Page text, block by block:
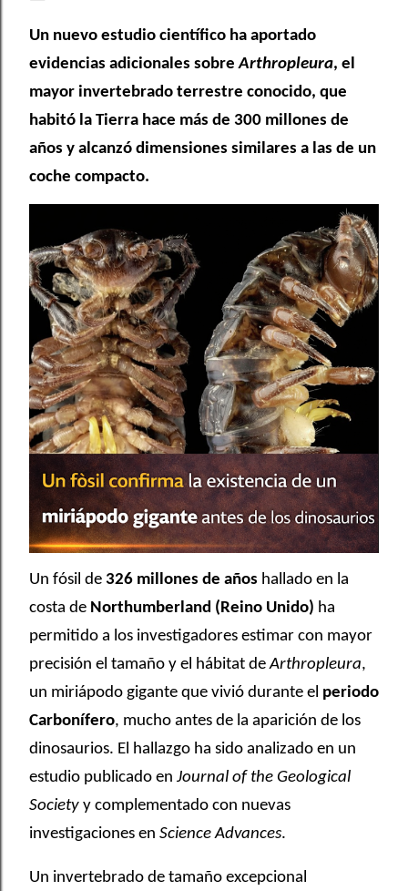
Un nuevo estudio científico ha aportado
evidencias adicionales sobreArthropleura, el
mayor invertebrado terrestre conocido, que
habitó la Tierra hace más de 300 millones de
años y alcanzó dimensiones similares a las de un
coche compacto.
Un fósil de 326 millones de años hallado en la
costa de Northumberland (Reino Unido) ha
permitido a los investigadores estimar con mayor
precisión el tamaño y el hábitat deArthropleura,
un miriápodo gigante que vivió durante el periodo
Carbonífero, mucho antes de la aparición de los
dinosaurios. El hallazgo ha sido analizado en un
estudio publicado en Journal of the Geological
Society y complementado con nuevas
investigaciones en Science Advances.
Un invertebrado de tamaño excepcional